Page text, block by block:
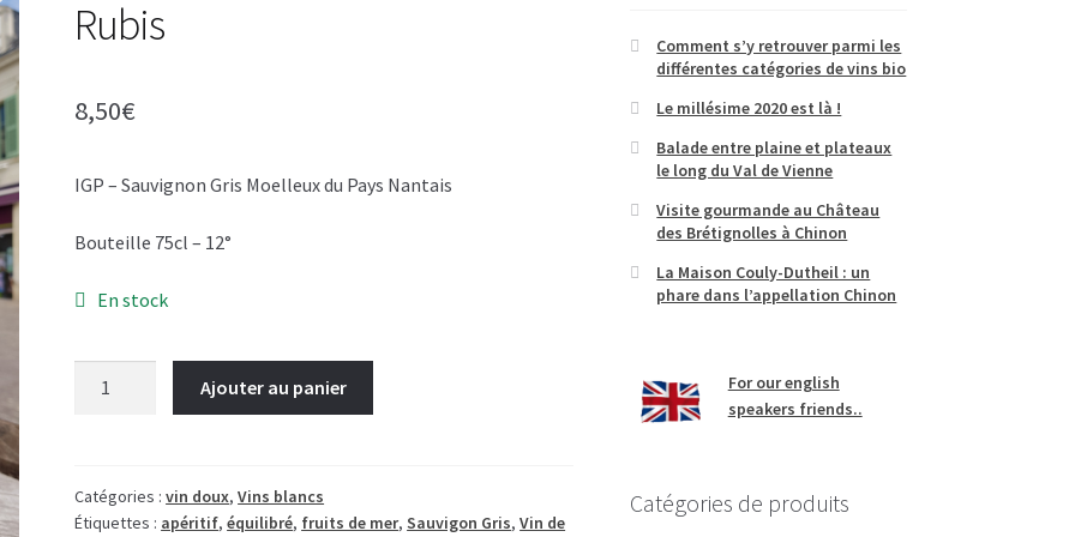
Rubis
8,50€
IGP – Sauvignon Gris Moelleux du Pays Nantais
Bouteille 75cl – 12°
En stock
-
Domaine
Ajouter au panier
Catégories :vin doux,Vins blancs
Étiquettes : apéritif,équilibré, fruits de mer,Sauvigon Gris,Vin de
Comment s’y retrouver parmi les
différentes catégories de vins bio
Le millésime 2020 est là !
Balade entre plaine et plateaux
le long du Val de Vienne
Visite gourmande au Château
des Brétignolles à Chinon
La Maison Couly-Dutheil : un
phare dans l’appellation Chinon
For our english
speakers friends..
Catégories de produits